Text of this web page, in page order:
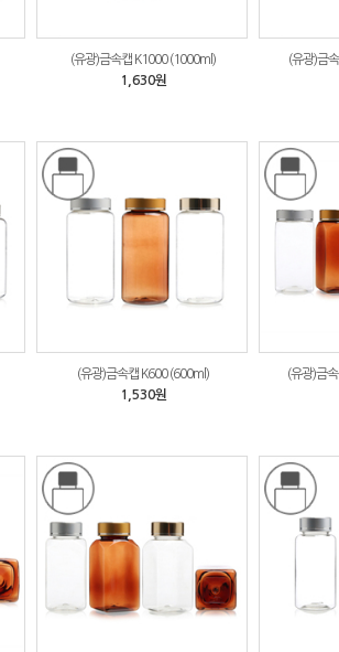
(유광)금속캡 K1000 (1000ml)
1,630원
(유광)금
(유광)금속캡 K600 (600ml)
1,530원
(유광)금